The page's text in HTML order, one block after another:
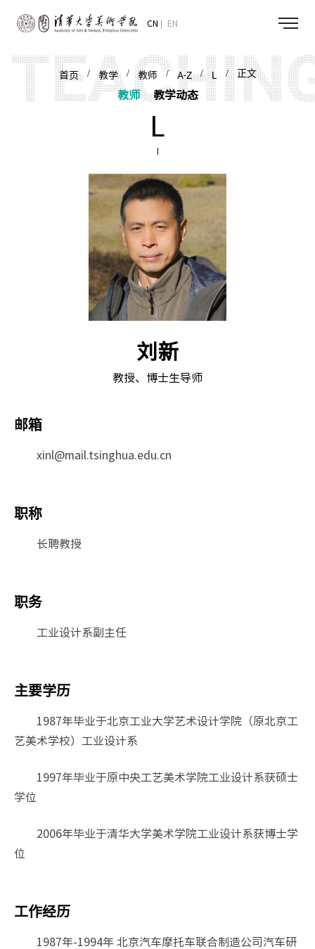
CN EN
首页/教学/教师 / A-Z/L / 正文
教师 教学动态
L
刘新
教授、博士生导师
邮箱
xinl@mail.tsinghua.edu.cn
职称
长聘教授
职务
工业设计系副主任
主要学历
1987年毕业于北京工业大学艺术设计学院（原北京工
艺美术学校）工业设计系
1997年毕业于原中央工艺美术学院工业设计系获硕士
学位
2006年毕业于清华大学美术学院工业设计系获博士学
位
工作经历
1987年-1994年 北京汽车摩托车联合制造公司汽车研